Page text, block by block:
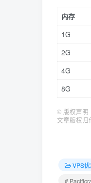
内存
1G
2G
4G
8G
© 版权声明
文章版权归
VPS优
#